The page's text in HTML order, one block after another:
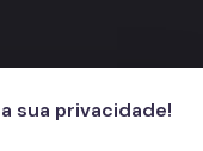
sua privacidade!